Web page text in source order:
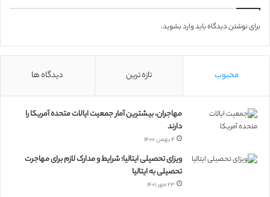
برای نوشتن دیدگاه بایدوارد بشوید.
محبوب تازه ترین دیدگاه ها
مهاجران، بیشترین آمار جمعیت ایالات متحده آمریکا را
دارند
۴ بهمن ۱۴۰۰
ویزای تحصیلی ایتالیا؛ شرایط و مدارک لازم برای مهاجرت
تحصیلی به ایتالیا
۲۳ مهر ۱۴۰۱